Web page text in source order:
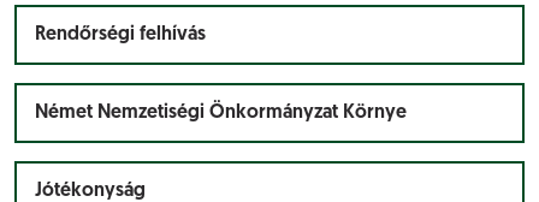
Rendőrségi felhívás
Német Nemzetiségi Önkormányzat Környe
Jótékonyság